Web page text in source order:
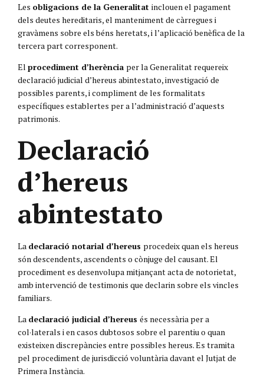
Les obligacions de la Generalitat inclouen el pagament
dels deutes hereditaris, el manteniment de càrregues i
gravàmens sobre els béns heretats, i l’aplicació benèfica de la
tercera part corresponent.
El procediment d’herència per la Generalitat requereix
declaració judicial d’hereus abintestato, investigació de
possibles parents, i compliment de les formalitats
específiques establertes per a l’administració d’aquests
patrimonis.
Declaració
d’hereus
abintestato
La declaració notarial d’hereus procedeix quan els hereus
són descendents, ascendents o cònjuge del causant. El
procediment es desenvolupa mitjançant acta de notorietat,
amb intervenció de testimonis que declarin sobre els vincles
familiars.
La declaració judicial d’hereus és necessària per a
col·laterals i en casos dubtosos sobre el parentiu o quan
existeixen discrepàncies entre possibles hereus. Es tramita
pel procediment de jurisdicció voluntària davant el Jutjat de
Primera Instància.